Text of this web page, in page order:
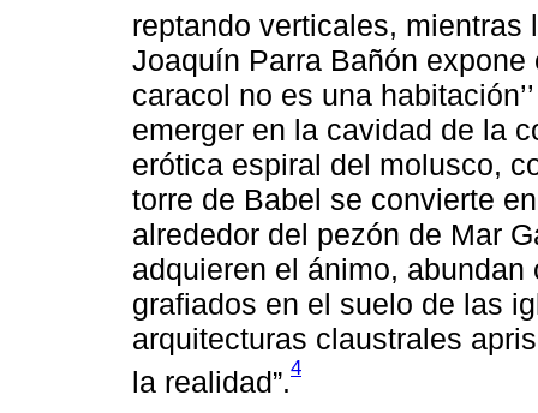
reptando verticales, mientras
Joaquín Parra Bañón expone
caracol no es una
emerger en la cavidad de la
erótica espiral del molusco,
torre de Babel se convierte
alrededor del pezón de Mar
adquieren el ánimo,
grafiados en el suelo de las
arquitecturas claustrales
la realidad”.4